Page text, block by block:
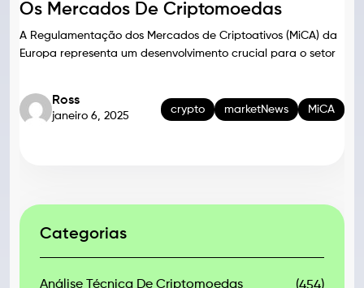
Os Mercados De Criptomoedas
A Regulamentação dos Mercados de Criptoativos (MiCA) da
Europa representa um desenvolvimento crucial para o setor
Ross
janeiro 6, 2025
crypto marketNews MiCA
Categorias
Análise Técnica De Criptomoedas (454)